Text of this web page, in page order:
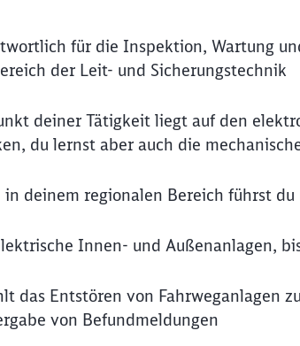
für die Inspektion, Wartung
der Leit- und Sicherungstechnik
deiner Tätigkeit liegt auf den
du lernst aber auch die
in deinem regionalen Bereich führst
Innen- und Außenanlagen,
das Entstören von Fahrweganlagen
von Befundmeldungen